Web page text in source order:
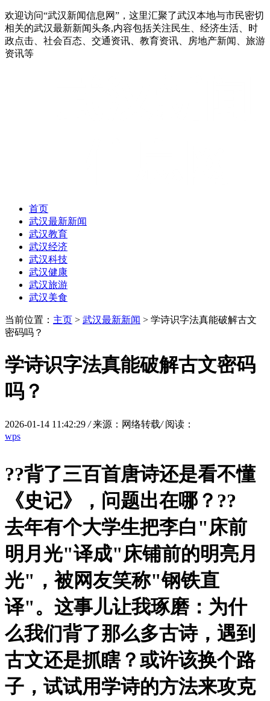
欢迎访问“武汉新闻信息网”，这里汇聚了武汉本地与市民密切
相关的武汉最新新闻头条,内容包括关注民生、经济生活、时
政点击、社会百态、交通资讯、教育资讯、房地产新闻、旅游
资讯等
首页
武汉最新新闻
武汉教育
武汉经济
武汉科技
武汉健康
武汉旅游
武汉美食
当前位置： 主页 > 武汉最新新闻 > 学诗识字法真能破解古文
密码吗？
学诗识字法真能破解古文密码
吗？
2026-01-14 11:42:29 / 来源：网络转载/ 阅读：
wps
??背了三百首唐诗还是看不懂
《史记》，问题出在哪？??
去年有个大学生把李白"床前
明月光"译成"床铺前的明亮月
光"，被网友笑称"钢铁直
译"。这事儿让我琢磨：为什
么我们背了那么多古诗，遇到
古文还是抓瞎？或许该换个路
子，试试用学诗的方法来攻克